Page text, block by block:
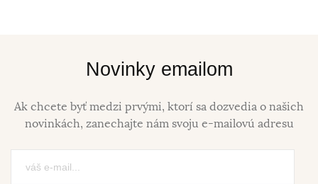
Novinky emailom
Ak chcete byť medzi prvými, ktorí sa dozvedia o našich
novinkách, zanechajte nám svoju e-mailovú adresu